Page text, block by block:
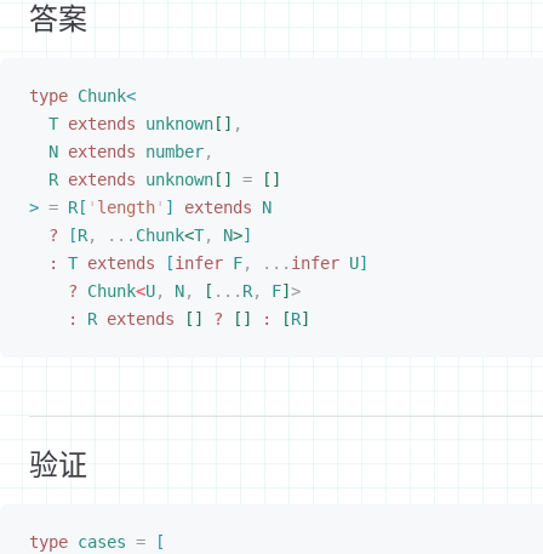
答案
type Chunk<
T extends unknown [ ] ,
N extends number,
R extends unknown [ ] = [ ]
> = R [ ' length' ] extends N
?
[R, ... Chunk<T, N>]
:
T extends [infer F, ... infer U]
? Chunk<U, N, [ ... R, F] >
:
R extends [ ] ? [ ] : [R]
验证
type cases =
[